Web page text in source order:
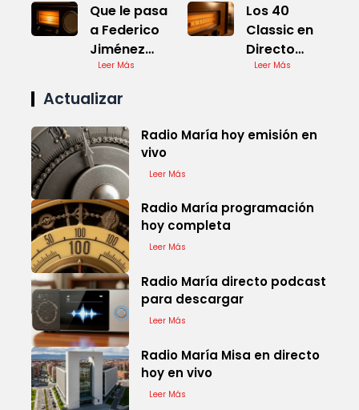
Que le pasa
a Federico
Jiménez
Losantos en
la
Actualidad
Leer Más
Los 40
Classic en
Directo
Emisora Org
Leer Más
Actualizar
Radio María hoy emisión en
vivo
Leer Más
Radio María programación
hoy completa
Leer Más
Radio María directo podcast
para descargar
Leer Más
Radio María Misa en directo
hoy en vivo
Leer Más